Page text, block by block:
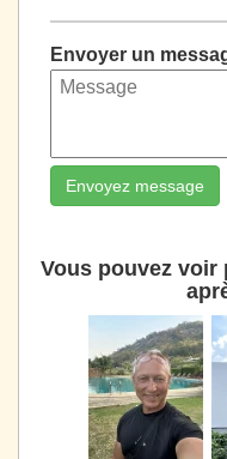
Envoyer un
Envoyez message
Vous pouvez voir